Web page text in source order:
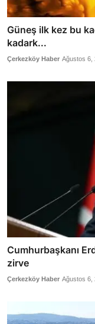
Güneş ilk kez bu
kadark...
Çerkezköy Haber Ağustos 6,
Cumhurbaşkanı
zirve
Çerkezköy Haber Ağustos 6,